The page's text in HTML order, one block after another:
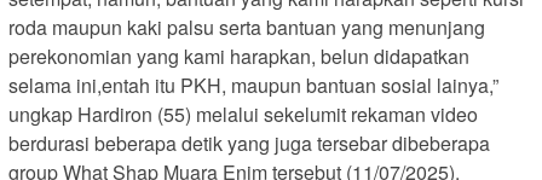
roda maupun kaki palsu serta bantuan yang menunjang
perekonomian yang kami harapkan, belun didapatkan
selama ini,entah itu PKH, maupun bantuan sosial lainya,”
ungkap Hardiron (55) melalui sekelumit rekaman video
berdurasi beberapa detik yang juga tersebar dibeberapa
group What Shap Muara Enim tersebut (11/07/2025).